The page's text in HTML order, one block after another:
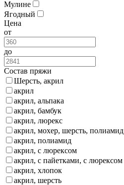
Мулине
Ягодный
Цена
от
до
Состав пряжи
Шерсть, акрил
акрил
акрил, альпака
акрил, бамбук
акрил, люрекс
акрил, мохер, шерсть, полиамид
акрил, полиамид
акрил, с люрексом
акрил, с пайетками, с люрексом
акрил, хлопок
акрил, шерсть